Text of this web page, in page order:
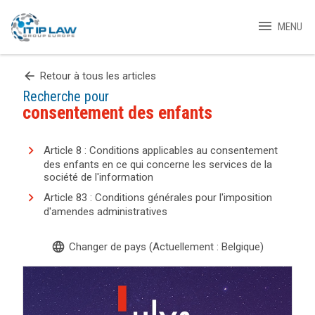
menu MENU
arrow_back Retour à tous les articles
Recherche pour
consentement des enfants
Article 8 : Conditions applicables au consentement
des enfants en ce qui concerne les services de la
société de l'information
Article 83 : Conditions générales pour l'imposition
d'amendes administratives
language Changer de pays (Actuellement : Belgique)